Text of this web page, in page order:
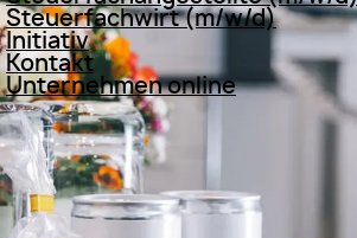
Steuerfachwirt (m/w/d)
Initiativ
Kontakt
Unternehmen online